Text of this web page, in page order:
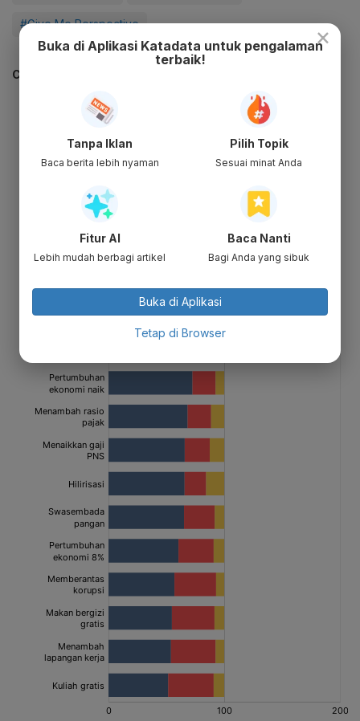
#Give Me Perspective
CEK JUGA DATA INI
×
Buka di Aplikasi Katadata untuk pengalaman
terbaik!
Tanpa Iklan
Baca berita lebih nyaman
Pilih Topik
Sesuai minat Anda
Fitur AI
Lebih mudah berbagi artikel
Baca Nanti
Bagi Anda yang sibuk
Buka di Aplikasi
Tetap di Browser